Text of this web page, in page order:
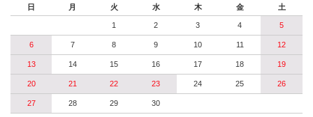
日 月 火 水 木 金 土
1 2 3 4 5
6 7 8 9 10 11 12
13 14 15 16 17 18 19
20 21 22 23 24 25 26
27 28 29 30